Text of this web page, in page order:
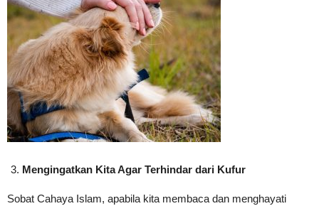
Mengingatkan Kita Agar Terhindar dari Kufur
Sobat Cahaya Islam, apabila kita membaca dan menghayati